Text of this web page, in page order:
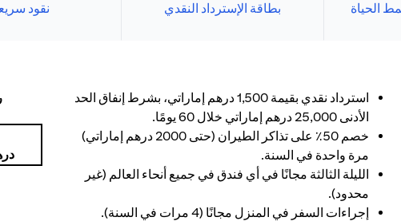
الحياة بطاقة الإسترداد النقدي نقود
استرداد نقدي بقيمة 1,500 درهم إماراتي، بشرط إنفاق الحد
الأدنى 25,000 درهم إماراتي خلال 60 يومًا.
خصم 50٪ على تذاكر الطيران (حتى 2000 درهم إماراتي)
مرة واحدة في السنة.
الليلة الثالثة مجانًا في أي فندق في جميع أنحاء العالم (غير
محدود).
إجراءات السفر في المنزل مجانًا (4 مرات في السنة).